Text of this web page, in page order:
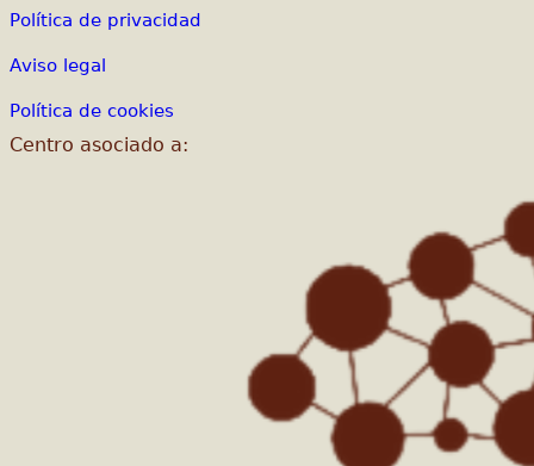
Política de privacidad
Aviso legal
Política de cookies
Centro asociado a: